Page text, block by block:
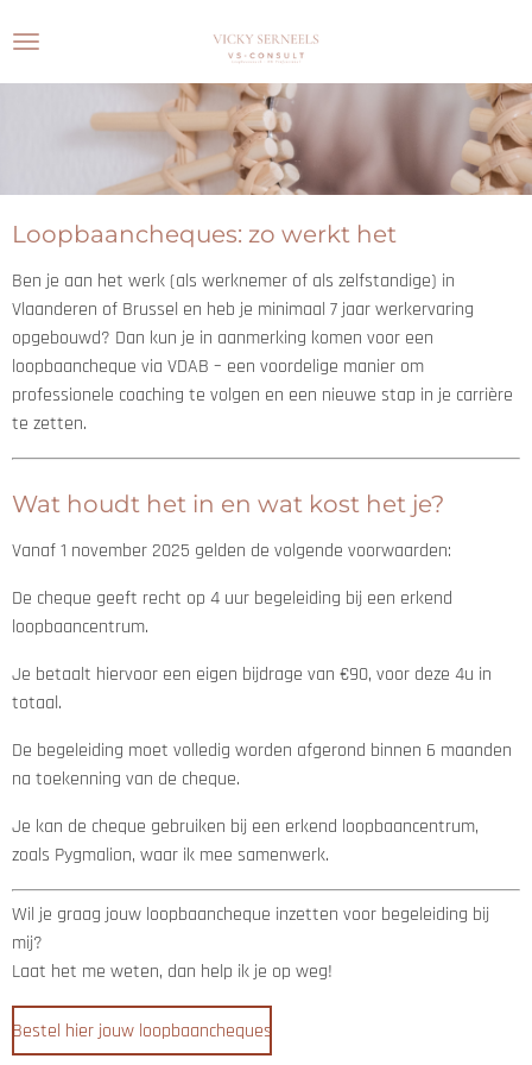
direct
naar
hoofdinhoud
Loopbaancheques: zo werkt het
Ben je aan het werk (als werknemer of als zelfstandige) in
Vlaanderen of Brussel en heb je minimaal 7 jaar werkervaring
opgebouwd? Dan kun je in aanmerking komen voor een
loopbaancheque via VDAB – een voordelige manier om
professionele coaching te volgen en een nieuwe stap in je carrière
te zetten.
Wat houdt het in en wat kost het je?
Vanaf 1 november 2025 gelden de volgende voorwaarden:
De cheque geeft recht op 4 uur begeleiding bij een erkend
loopbaancentrum.
Je betaalt hiervoor een eigen bijdrage van €90, voor deze 4u in
totaal.
De begeleiding moet volledig worden afgerond binnen 6 maanden
na toekenning van de cheque.
Je kan de cheque gebruiken bij een erkend loopbaancentrum,
zoals Pygmalion, waar ik mee samenwerk.
Wil je graag jouw loopbaancheque inzetten voor begeleiding bij
mij?
Laat het me weten, dan help ik je op weg!
Bestel hier jouw loopbaancheques